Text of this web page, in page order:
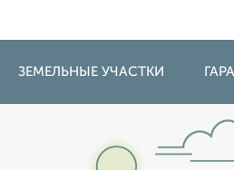
ЗЕМЕЛЬНЫЕ УЧАСТКИ